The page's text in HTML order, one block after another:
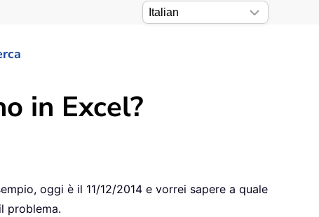
in Excel?
oggi è il 11/12/2014 e vorrei sapere a quale
problema.